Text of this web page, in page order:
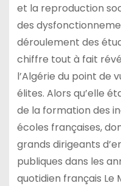
et la reproduction
des
déroulement des
chiffre tout à fait
l’Algérie du point de
élites. Alors qu’elle
de la formation des
écoles françaises,
grands dirigeants
publiques dans les
quotidien français Le